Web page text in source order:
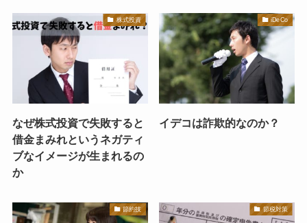
株式投資
なぜ株式投資で失敗すると
借金まみれというネガティ
ブなイメージが生まれるの
か
iDeCo
イデコは詐欺的なのか？
節約技 節税対策